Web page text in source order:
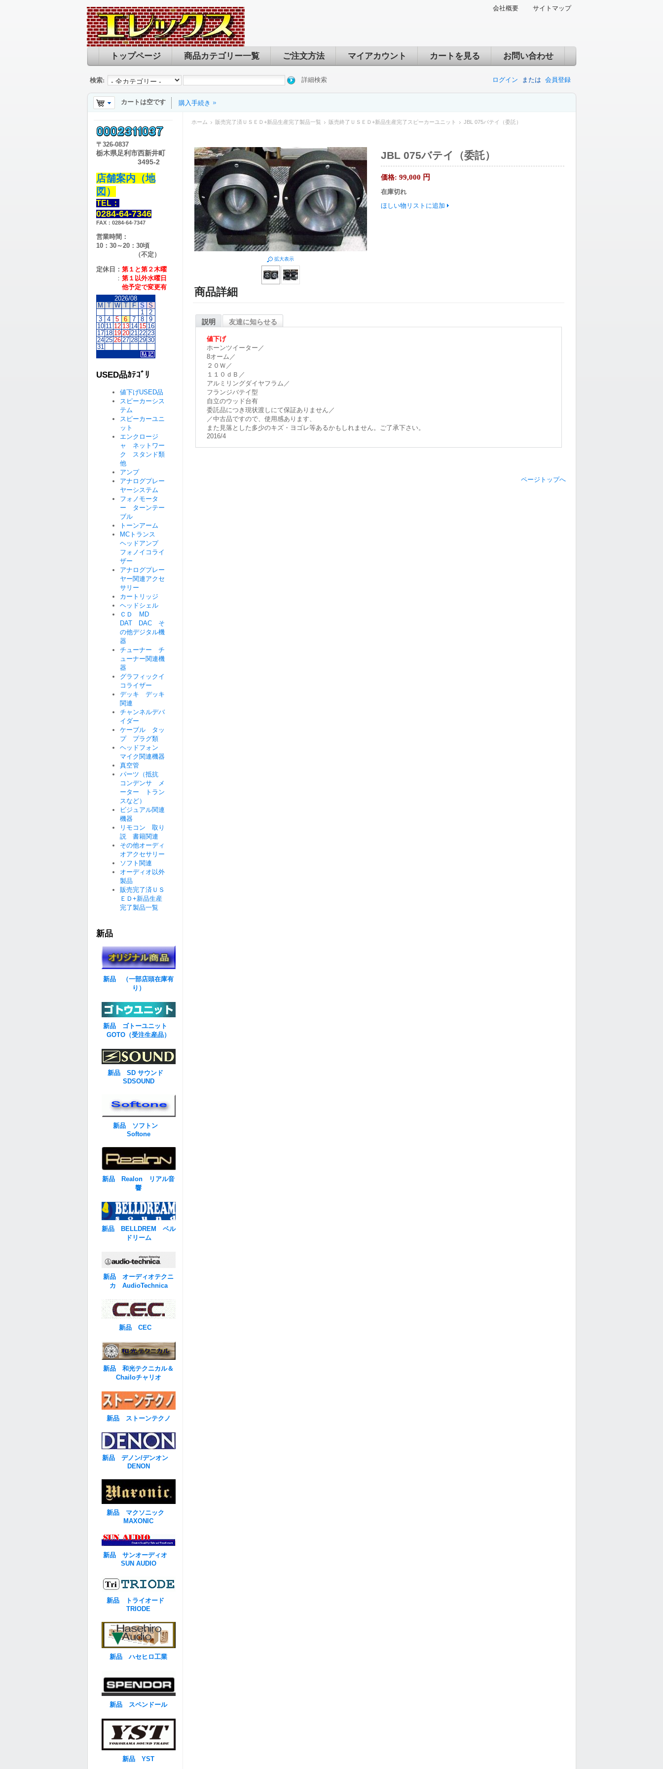
会社概要 サイトマップ
トップページ 商品カテゴリー一覧 ご注文方法 マイアカウント カートを見る お問い合わせ
ログイン または 会員登録
検索: 詳細検索
カートは空です 購入手続き
ホーム 販売完了済ＵＳＥＤ+新品生産完了製品一覧 販売終了ＵＳＥＤ+新品生産完了スピーカーユニット JBL 075バテイ（委託）
拡大表示
JBL 075バテイ（委託）
価格: 99,000 円
在庫切れ
ほしい物リストに追加
商品詳細
説明 友達に知らせる
値下げ
ホーンツイーター／
8オーム／
２０Ｗ／
１１０ｄＢ／
アルミリングダイヤフラム／
フランジバテイ型
自立のウッド台有
委託品につき現状渡しにて保証ありません／
／中古品ですので、使用感あります、
また見落とした多少のキズ・ヨゴレ等あるかもしれません。ご了承下さい。
2016/4
ページトップへ
〒 326-0837
栃木県足利市西新井町
3495-2
店舗案内（地
図）
TEL：
0284-64-7346
FAX：0284-64-7347
営業時間：
10：30～20：30頃
（不定）
定休日： 第１と第２木曜
： 第１以外水曜日
他予定で変更有
2026/08
M
T W T F S S
1
2
3
4 5 6 7 8
9
10 11 12 13 14 15 16
17 18 19 20 21 22 23
24 25 26 27 28 29 30
31
USED品ｶﾃｺﾞﾘ
値下げUSED品
スピーカーシス
テム
スピーカーユニ
ット
エンクロージ
ャ ネットワー
ク スタンド類
他
アンプ
アナログプレー
ヤーシステム
フォノモータ
ー ターンテー
ブル
トーンアーム
MCトランス
ヘッドアンプ
フォノイコライ
ザー
アナログプレー
ヤー関連アクセ
サリー
カートリッジ
ヘッドシェル
ＣＤ MD
DAT DAC そ
の他デジタル機
器
チューナー チ
ューナー関連機
器
グラフィックイ
コライザー
デッキ デッキ
関連
チャンネルデバ
イダー
ケーブル タッ
プ プラグ類
ヘッドフォン
マイク関連機器
真空管
パーツ（抵抗
コンデンサ メ
ーター トラン
スなど）
ビジュアル関連
機器
リモコン 取り
説 書籍関連
その他オーディ
オアクセサリー
ソフト関連
オーディオ以外
製品
販売完了済ＵＳ
ＥＤ+新品生産
完了製品一覧
新品
新品 （一部店頭在庫有
り）
新品 ゴトーユニット
GOTO（受注生産品）
新品 SD サウンド
SDSOUND
新品 ソフトン
Softone
新品 Realon リアル音
響
新品 BELLDREM ベル
ドリーム
新品 オーディオテクニ
カ AudioTechnica
新品 CEC
新品 和光テクニカル＆
Chailoチャリオ
新品 ストーンテクノ
新品 デノン/デンオン
DENON
新品 マクソニック
MAXONIC
新品 サンオーディオ
SUN AUDIO
新品 トライオード
TRIODE
新品 ハセヒロ工業
新品 スペンドール
新品 YST